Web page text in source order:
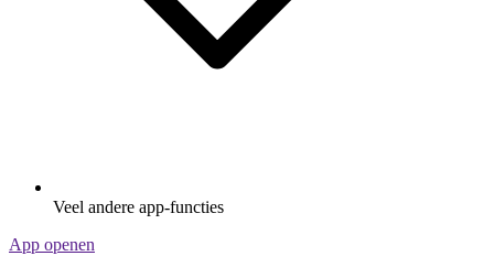
Veel andere app-functies
App openen